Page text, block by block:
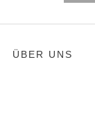
ÜBER UNS